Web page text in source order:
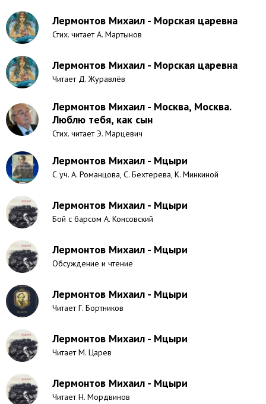
Лермонтов Михаил - Морская царевна
Стих. читает А. Мартынов
Лермонтов Михаил - Морская царевна
Читает Д. Журавлёв
Лермонтов Михаил - Москва, Москва.
Люблю тебя, как сын
Стих. читает Э. Марцевич
Лермонтов Михаил - Мцыри
С уч. А. Романцова, С. Бехтерева, К. Минкиной
Лермонтов Михаил - Мцыри
Бой с барсом А. Консовский
Лермонтов Михаил - Мцыри
Обсуждение и чтение
Лермонтов Михаил - Мцыри
Читает Г. Бортников
Лермонтов Михаил - Мцыри
Читает М. Царев
Лермонтов Михаил - Мцыри
Читает Н. Мордвинов